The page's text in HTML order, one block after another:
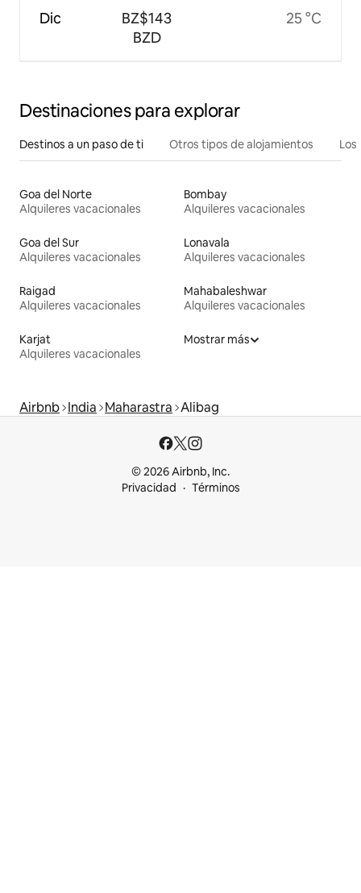
Dic
BZ$143
BZD
25 °C
Destinaciones para explorar
Destinos a un paso de ti Otros tipos de alojamientos
Goa del Norte
Alquileres vacacionales
Bombay
Alquileres vacacionales
Goa del Sur
Alquileres vacacionales
Lonavala
Alquileres vacacionales
Raigad
Alquileres vacacionales
Mahabaleshwar
Alquileres vacacionales
Karjat
Alquileres vacacionales
Mostrar más
Airbnb India Maharastra Alibag
© 2026 Airbnb, Inc.
Privacidad
Términos